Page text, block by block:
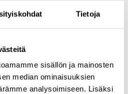
Tietoja
sisällön ja mainosten
median ominaisuuksien
analysoimiseen. Lisäksi